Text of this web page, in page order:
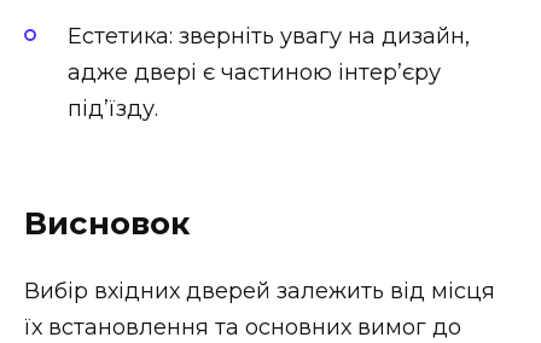
Естетика: зверніть увагу на дизайн,
адже двері є частиною інтер’єру
під’їзду.
Висновок
Вибір вхідних дверей залежить від місця
їх встановлення та основних вимог до